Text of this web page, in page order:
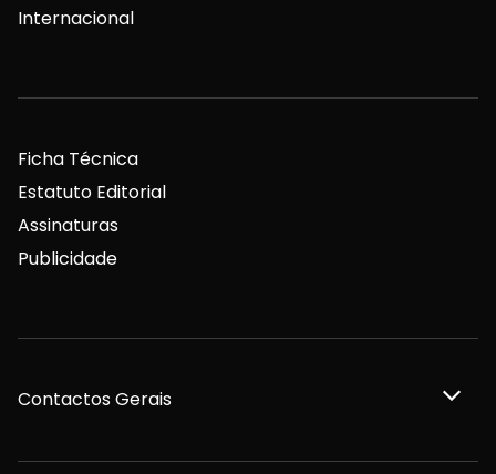
Internacional
Ficha Técnica
Estatuto Editorial
Assinaturas
Publicidade
Contactos Gerais